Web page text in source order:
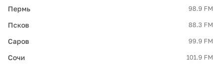
Пермь 98.9 FM
Псков 88.3 FM
Саров 99.9 FM
Сочи 101.9 FM